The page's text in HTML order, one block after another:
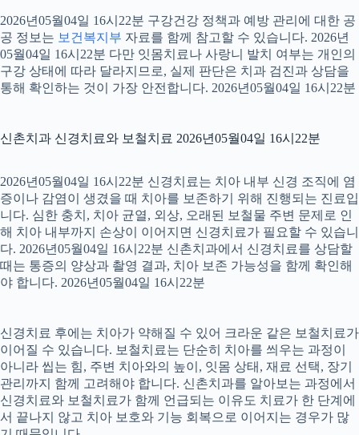
2026년05월04일 16시22분 구강건강 정책과 예방 관리에 대한 공
공 정보는 보건복지부 자료를 함께 참고할 수 있습니다. 2026년
05월04일 16시22분 다만 잇몸치료나 사랑니 발치 여부는 개인의
구강 상태에 따라 달라지므로, 실제 판단은 치과 검진과 상담을
통해 확인하는 것이 가장 안전합니다. 2026년05월04일 16시22분
신촌치과 신경치료와 보철치료 2026년05월04일 16시22분
2026년05월04일 16시22분 신경치료는 치아 내부 신경 조직에 염
증이나 감염이 생겼을 때 치아를 보존하기 위해 진행되는 진료입
니다. 심한 충치, 치아 균열, 외상, 오래된 보철물 주변 문제로 인
해 치아 내부까지 손상이 이어지면 신경치료가 필요할 수 있습니
다. 2026년05월04일 16시22분 신촌치과에서 신경치료를 상담할
때는 통증의 양상과 촬영 결과, 치아 보존 가능성을 함께 확인해
야 합니다. 2026년05월04일 16시22분
신경치료 후에는 치아가 약해질 수 있어 크라운 같은 보철치료가
이어질 수 있습니다. 보철치료는 단순히 치아를 씌우는 과정이
아니라 씹는 힘, 주변 치아와의 높이, 잇몸 상태, 재료 선택, 장기
관리까지 함께 고려해야 합니다. 신촌치과를 알아보는 과정에서
신경치료와 보철치료가 함께 언급되는 이유도 치료가 한 단계에
서 끝나지 않고 치아 보호와 기능 회복으로 이어지는 경우가 많